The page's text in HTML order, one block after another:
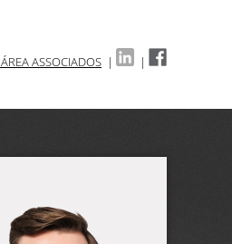
ÁREA ASSOCIADOS | |